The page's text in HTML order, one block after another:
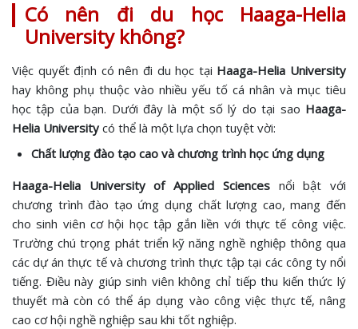
Có nên đi du học Haaga-Helia
University không?
Việc quyết định có nên đi du học tại Haaga-Helia University
hay không phụ thuộc vào nhiều yếu tố cá nhân và mục tiêu
học tập của bạn. Dưới đây là một số lý do tại sao Haaga-
Helia University có thể là một lựa chọn tuyệt vời:
Chất lượng đào tạo cao và chương trình học ứng dụng
Haaga-Helia University of Applied Sciences nổi bật với
chương trình đào tạo ứng dụng chất lượng cao, mang đến
cho sinh viên cơ hội học tập gắn liền với thực tế công việc.
Trường chú trọng phát triển kỹ năng nghề nghiệp thông qua
các dự án thực tế và chương trình thực tập tại các công ty nổi
tiếng. Điều này giúp sinh viên không chỉ tiếp thu kiến thức lý
thuyết mà còn có thể áp dụng vào công việc thực tế, nâng
cao cơ hội nghề nghiệp sau khi tốt nghiệp.